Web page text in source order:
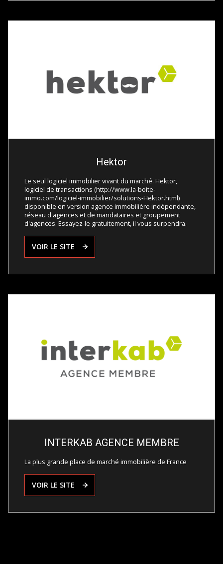
Hektor
Le seul logiciel immobilier vivant du marché. Hektor,
logiciel de transactions (http://www.la-boite-
immo.com/logiciel-immobilier/solutions-Hektor.html)
disponible en version agence immobilière indépendante,
réseau d'agences et de mandataires et groupement
d'agences. Essayez-le gratuitement, il vous surpendra.
VOIR LE SITE
INTERKAB AGENCE MEMBRE
La plus grande place de marché immobilière de France
VOIR LE SITE